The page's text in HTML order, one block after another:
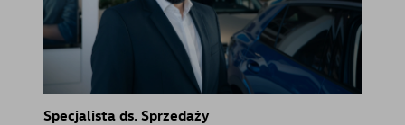
Specjalista ds. Sprzedaży